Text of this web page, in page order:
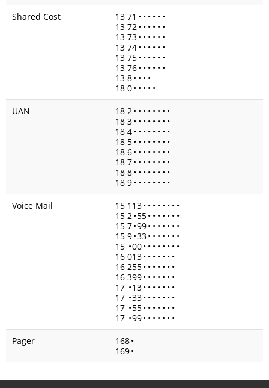
Shared Cost
13 71 • • • • • •
13 72• • • • • •
13 73• • • • • •
13 74• • • • • •
13 75• • • • • •
13 76• • • • • •
13 8• • • •
18 0• • • • •
UAN
18 2• • • • • • • •
18 3• • • • • • • •
18 4• • • • • • • •
18 5• • • • • • • •
18 6• • • • • • • •
18 7• • • • • • • •
18 8• • • • • • • •
18 9• • • • • • • •
Voice Mail
15 113• • • • • • • •
15 2•55• • • • • • •
15 7•99• • • • • • •
15 9•33• • • • • • •
15 •00• • • • • • • •
16 013• • • • • • •
16 255• • • • • • •
16 399• • • • • • •
17 •13• • • • • • •
17 •33• • • • • • •
17 •55• • • • • • •
17 •99• • • • • • •
Pager
168•
169•